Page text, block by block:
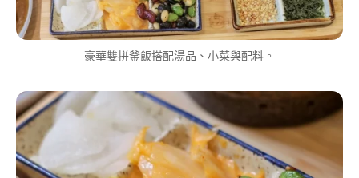
豪華雙拼釜飯搭配湯品、小菜與配料。